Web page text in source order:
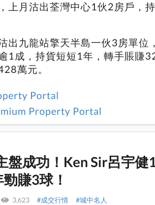
上月沽出荃灣中心1伙2房戶，
出九龍站擎天半島一伙3房單位
1成，持貨短短1年，轉手賬賺
萬元。
Portal
Property Portal
盤成功！Ken Sir呂宇健
賺3球！
3,623 #成交行情 #城中名人